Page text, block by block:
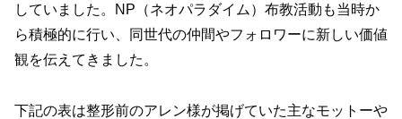
していました。NP（ネオパラダイム）布教活動も当時か
ら積極的に行い、同世代の仲間やフォロワーに新しい価値
観を伝えてきました。
下記の表は整形前のアレン様が掲げていた主なモットーや